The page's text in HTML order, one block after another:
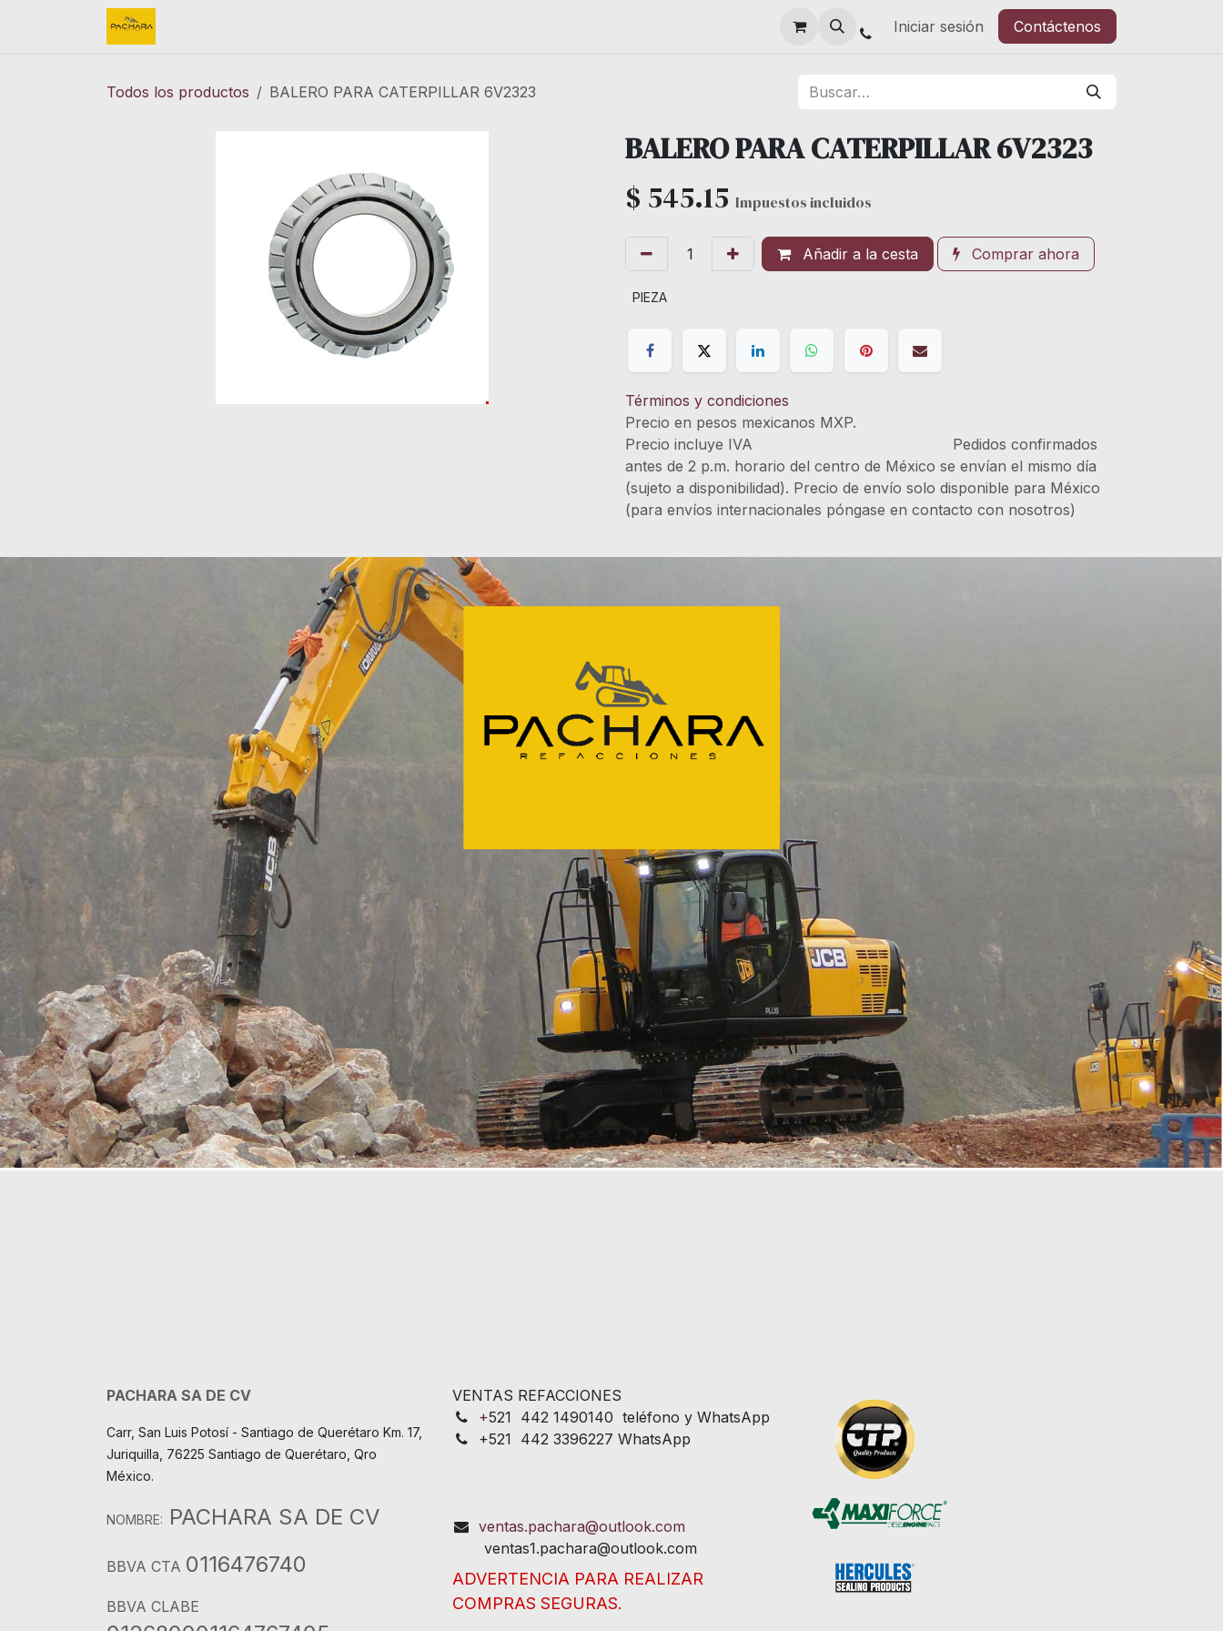
Iniciar sesión Contáctenos
Todos los productos BALERO PARA CATERPILLAR 6V2323
BALERO PARA CATERPILLAR 6V2323
$ 545.15 Impuestos incluidos
Añadir a la cesta Comprar ahora
PIEZA
Términos y condiciones
Precio en pesos mexicanos MXP.
Precio incluye IVA Pedidos confirmados
antes de 2 p.m. horario del centro de México se envían el mismo día
(sujeto a disponibilidad). Precio de envío solo disponible para México
(para envíos internacionales póngase en contacto con nosotros)
PACHARA SA DE CV
Carr, San Luis Potosí - Santiago de Querétaro Km. 17,
Juriquilla, 76225 Santiago de Querétaro, Qro
México.
NOMBRE: PACHARA SA DE CV
BBVA CTA 0116476740
BBVA CLABE
VENTAS REFACCIONES
+521 442 1490140 teléfono y WhatsApp
+521 442 3396227 WhatsApp
ventas.pachara@outlook.com
ventas1.pachara@outlook.com
ADVERTENCIA PARA REALIZAR
COMPRAS SEGURAS.